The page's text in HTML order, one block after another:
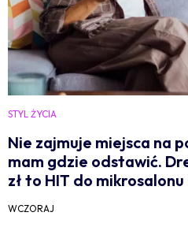
STYL ŻYCIA
Nie zajmuje miejsca na
mam gdzie odstawić.
zł to HIT do mikrosalonu
WCZORAJ